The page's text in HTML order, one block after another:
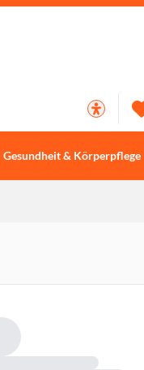
Gesundheit & Körperpflege